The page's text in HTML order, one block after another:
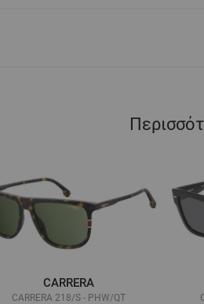
CARRERA
CARRERA 218/S - PHW/QT